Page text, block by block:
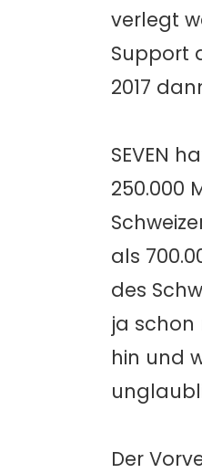
verlegt
Support
2017
SEVEN
250.000
als
des
ja
hin und
Der